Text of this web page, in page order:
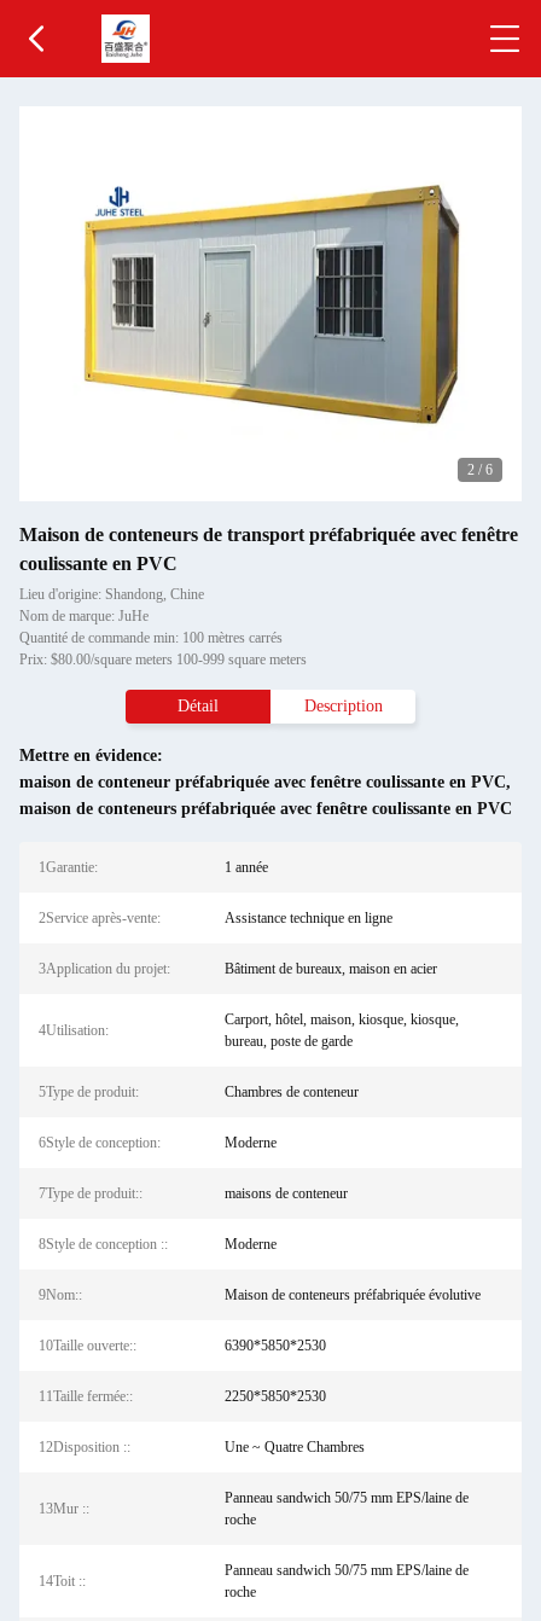
3 / 6
Maison de conteneurs de transport préfabriquée avec fenêtre
coulissante en PVC
Lieu d'origine: Shandong, Chine
Nom de marque: JuHe
Quantité de commande min: 100 mètres carrés
Prix: $80.00/square meters 100-999 square meters
Détail Description
Mettre en évidence:
maison de conteneur préfabriquée avec fenêtre coulissante en PVC,
maison de conteneurs préfabriquée avec fenêtre coulissante en PVC
1Garantie: 1 année
2Service après-vente: Assistance technique en ligne
3Application du projet: Bâtiment de bureaux, maison en acier
4Utilisation:
Carport, hôtel, maison, kiosque, kiosque,
bureau, poste de garde
5Type de produit: Chambres de conteneur
6Style de conception: Moderne
7Type de produit:: maisons de conteneur
8Style de conception :: Moderne
9Nom:: Maison de conteneurs préfabriquée évolutive
10Taille ouverte:: 6390*5850*2530
11Taille fermée:: 2250*5850*2530
12Disposition :: Une ~ Quatre Chambres
13Mur ::
Panneau sandwich 50/75 mm EPS/laine de
roche
14Toit ::
Panneau sandwich 50/75 mm EPS/laine de
roche